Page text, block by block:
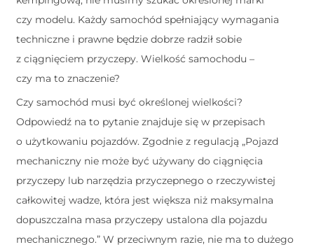
czy modelu. Każdy samochód spełniający wymagania
techniczne i prawne będzie dobrze radził sobie
z ciągnięciem przyczepy. Wielkość samochodu –
czy ma to znaczenie?
Czy samochód musi być określonej wielkości?
Odpowiedź na to pytanie znajduje się w przepisach
o użytkowaniu pojazdów. Zgodnie z regulacją „Pojazd
mechaniczny nie może być używany do ciągnięcia
przyczepy lub narzędzia przyczepnego o rzeczywistej
całkowitej wadze, która jest większa niż maksymalna
dopuszczalna masa przyczepy ustalona dla pojazdu
mechanicznego.” W przeciwnym razie, nie ma to dużego